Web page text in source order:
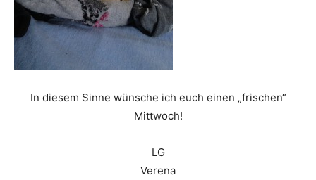
In diesem Sinne wünsche ich euch einen „frischen“
Mittwoch!
LG
Verena